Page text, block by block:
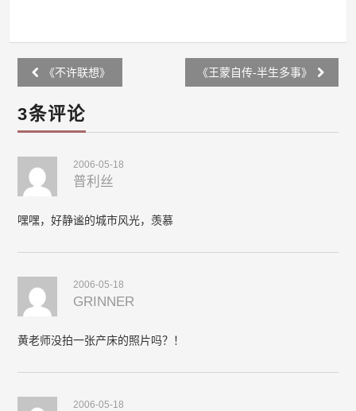
Post
navigation
《不许联想》 《王蒙自传-半生多事》
3条评论
2006-05-18
普利丝
嘿嘿，好静谧的城市风光，羡慕
2006-05-18
GRINNER
黄老师没拍一张产床的照片吗？！
2006-05-18